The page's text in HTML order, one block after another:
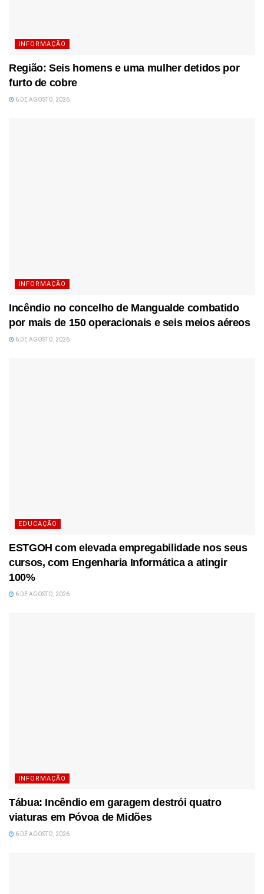
INFORMAÇÃO
Região: Seis homens e uma mulher detidos por
furto de cobre
6 DE AGOSTO, 2026
INFORMAÇÃO
Incêndio no concelho de Mangualde combatido
por mais de 150 operacionais e seis meios aéreos
6 DE AGOSTO, 2026
EDUCAÇÃO
ESTGOH com elevada empregabilidade nos seus
cursos, com Engenharia Informática a atingir
100%
6 DE AGOSTO, 2026
INFORMAÇÃO
Tábua: Incêndio em garagem destrói quatro
viaturas em Póvoa de Midões
6 DE AGOSTO, 2026